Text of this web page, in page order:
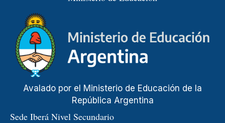
Avalado por el Ministerio de Educación de la
República Argentina
Sede Iberá Nivel Secundario